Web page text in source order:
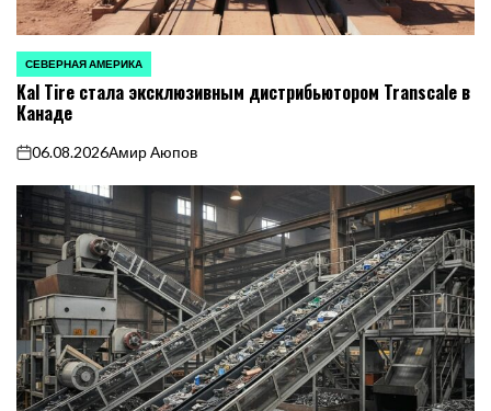
ОПУБЛИКОВАНО
В
СЕВЕРНАЯ АМЕРИКА
Kal Tire стала эксклюзивным дистрибьютором Transcale в
Канаде
on
06.08.2026Амир Аюпов